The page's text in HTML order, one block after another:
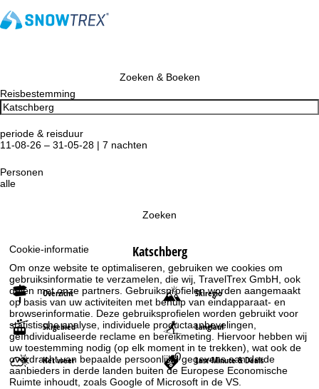
Cookie-informatie
Om onze website te optimaliseren, gebruiken we cookies om
gebruiksinformatie te verzamelen, die wij, TravelTrex GmbH, ook
delen met onze partners. Gebruiksprofielen worden aangemaakt
op basis van uw activiteiten met behulp van eindapparaat- en
browserinformatie. Deze gebruiksprofielen worden gebruikt voor
statistische analyse, individuele productaanbevelingen,
geïndividualiseerde reclame en bereikmeting. Hiervoor hebben wij
uw toestemming nodig (op elk moment in te trekken), wat ook de
overdracht van bepaalde persoonlijke gegevens aan derde
aanbieders in derde landen buiten de Europese Economische
Ruimte inhoudt, zoals Google of Microsoft in de VS.
Zoeken & Boeken
Reisbestemming
periode & reisduur
11-08-26 – 31-05-28 | 7 nachten
Personen
alle
Zoeken
Katschberg
Overzicht Skiregio
Skigebied Langlauf
Het weer Last-Minute & Deals